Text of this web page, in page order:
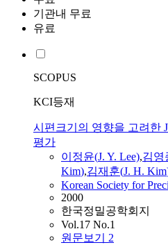
기관내 무료
유료
SCOPUS
KCI등재
시편크기의 영향을 고려한
평가
이정윤(J. Y. Lee),김영
Kim),김재훈(J. H. Kim
Korean Society for
2000
한국정밀공학회지
Vol.17 No.1
원문보기 2